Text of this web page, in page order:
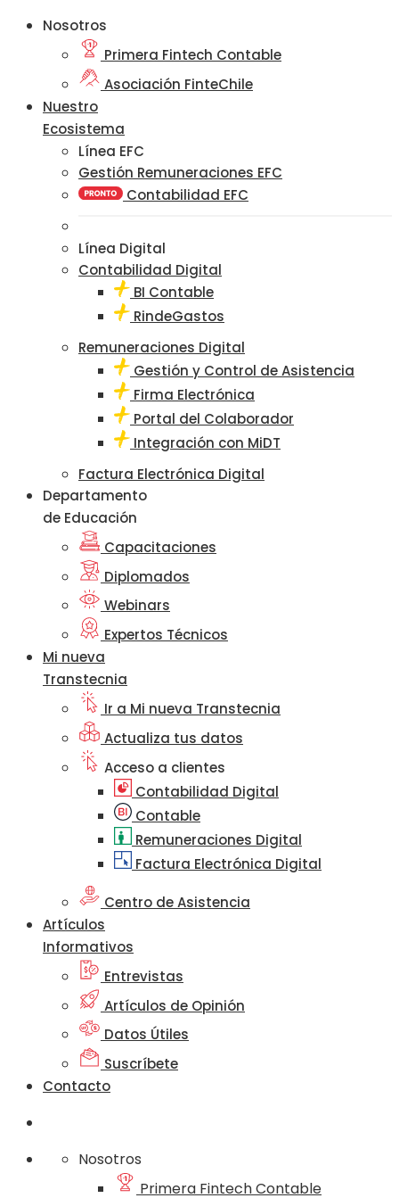
Nosotros
Primera Fintech Contable
Asociación FinteChile
Nuestro
Ecosistema
Línea EFC
Gestión Remuneraciones EFC
Contabilidad EFC
Línea Digital
Contabilidad Digital
BI Contable
RindeGastos
Remuneraciones Digital
Gestión y Control de Asistencia
Firma Electrónica
Portal del Colaborador
Integración con MiDT
Factura Electrónica Digital
Departamento
de Educación
Capacitaciones
Diplomados
Webinars
Expertos Técnicos
Mi nueva
Transtecnia
Ir a Mi nueva Transtecnia
Actualiza tus datos
Acceso a clientes
Contabilidad Digital
Contable
Remuneraciones Digital
Factura Electrónica Digital
Centro de Asistencia
Artículos
Informativos
Entrevistas
Artículos de Opinión
Datos Útiles
Suscríbete
Contacto
Nosotros
Primera Fintech Contable